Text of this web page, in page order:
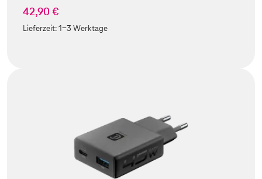
42,90 €
Lieferzeit:1-3 Werktage